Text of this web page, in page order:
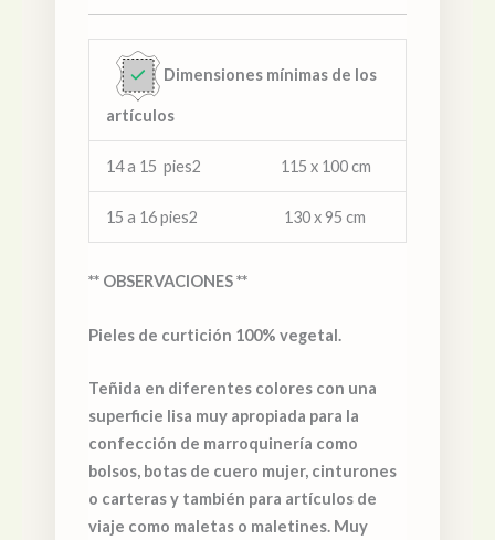
Dimensiones mínimas de los
artículos
14 a 15 pies2 115 x 100 cm
15 a 16 pies2 130 x 95 cm
** OBSERVACIONES **
Pieles de curtición 100% vegetal.
Teñida en diferentes colores con una
superficie lisa muy apropiada para la
confección de marroquinería como
bolsos, botas de cuero mujer, cinturones
o carteras y también para artículos de
viaje como maletas o maletines. Muy